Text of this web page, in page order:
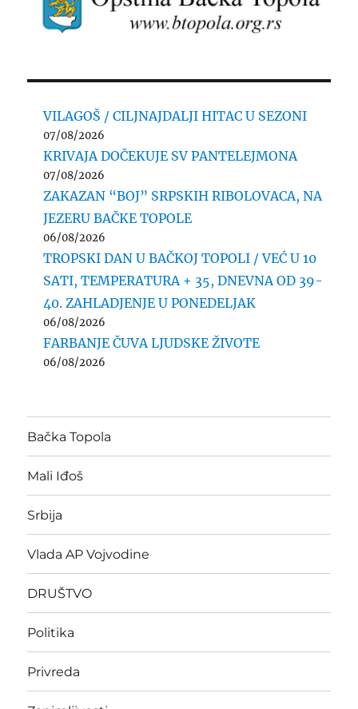
VILAGOŠ / CILJNAJDALJI HITAC U SEZONI
07/08/2026
KRIVAJA DOČEKUJE SV PANTELEJMONA
07/08/2026
ZAKAZAN “BOJ” SRPSKIH RIBOLOVACA, NA
JEZERU BAČKE TOPOLE
06/08/2026
TROPSKI DAN U BAČKOJ TOPOLI / VEĆ U 10
SATI, TEMPERATURA + 35, DNEVNA OD 39-
40. ZAHLADJENJE U PONEDELJAK
06/08/2026
FARBANJE ČUVA LJUDSKE ŽIVOTE
06/08/2026
Bačka Topola
Mali Iđoš
Srbija
Vlada AP Vojvodine
DRUŠTVO
Politika
Privreda